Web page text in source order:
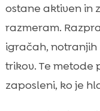
ostane aktiven in
razmeram.
igračah, notranjih
trikov. Te metode
zaposleni, ko je